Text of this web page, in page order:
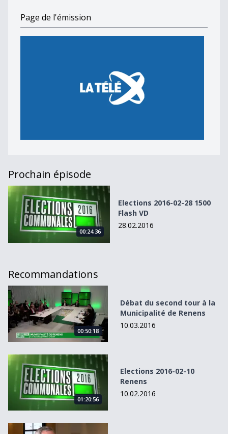
Page de l'émission
Prochain épisode
Elections 2016-02-28 1500 Flash VD
00:24:36
Elections 2016-02-28 1500
Flash VD
28.02.2016
Recommandations
Débat du second tour à la Municipalité de Renens
00:50:18
Débat du second tour à la
Municipalité de Renens
10.03.2016
Elections 2016-02-10 Renens
01:20:56
Elections 2016-02-10
Renens
10.02.2016
Elections communales vaudoises - Flash de 19h00